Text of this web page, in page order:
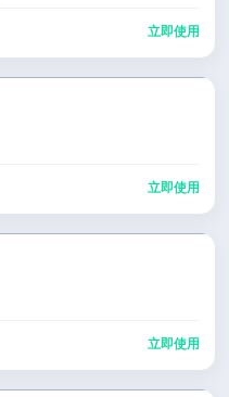
立即使用
立即使用
立即使用